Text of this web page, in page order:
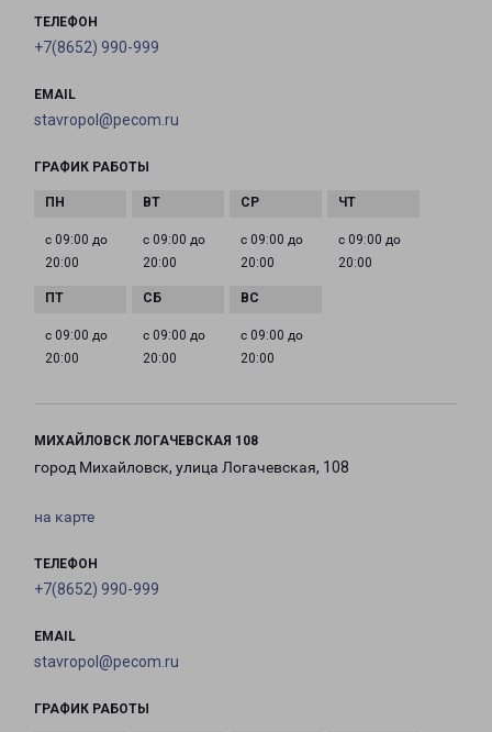
ТЕЛЕФОН
+7(8652) 990-999
EMAIL
stavropol@pecom.ru
ГРАФИК РАБОТЫ
с 09:00 до
20:00
с 09:00 до
20:00
с 09:00 до
20:00
с 09:00 до
20:00
с 09:00 до
20:00
с 09:00 до
20:00
с 09:00 до
20:00
МИХАЙЛОВСК ЛОГАЧЕВСКАЯ 108
город Михайловск, улица Логачевская, 108
на карте
ТЕЛЕФОН
+7(8652) 990-999
EMAIL
stavropol@pecom.ru
ГРАФИК РАБОТЫ